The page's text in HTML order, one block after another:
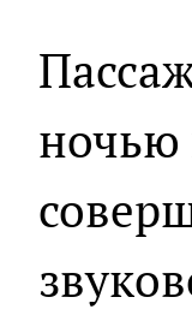
ночью